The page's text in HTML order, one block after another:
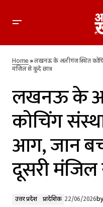
लिए दूसरी मंजिल से कूदे छात्र
Home»लखनऊ के अलीगंज स्थित
मंजिल से कूदे छात्र
लखनऊ के
कोचिंग
आग, जान
दूसरी
उत्तर प्रदेश प्रादेशिक 22/06/2026by